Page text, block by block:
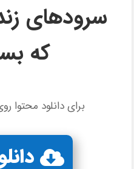
سرودهای
که
برای دانلود محتوا